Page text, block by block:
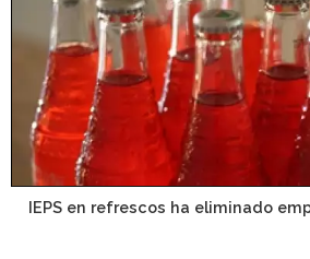
IEPS en refrescos ha eliminado